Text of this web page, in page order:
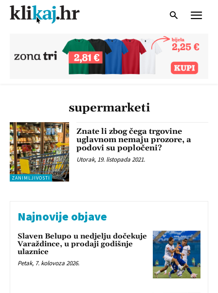
supermarketi
ZANIMLJIVOSTI
Znate li zbog čega trgovine
uglavnom nemaju prozore, a
podovi su popločeni?
Utorak, 19. listopada 2021.
Najnovije objave
Slaven Belupo u nedjelju dočekuje
Varaždince, u prodaji godišnje
ulaznice
Petak, 7. kolovoza 2026.